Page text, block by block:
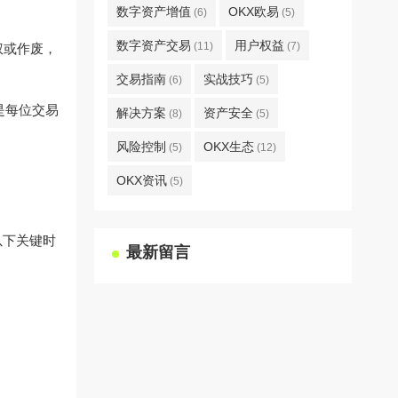
作废，
每位交易
关键时
数字资产增值 (6) OKX欧易 (5)
数字资产交易 (11) 用户权益 (7)
交易指南 (6) 实战技巧 (5)
解决方案 (8) 资产安全 (5)
风险控制 (5) OKX生态 (12)
OKX资讯 (5)
最新留言